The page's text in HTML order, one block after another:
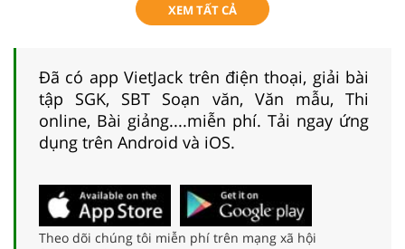
XEM TẤT CẢ
Đã có app VietJack trên điện thoại, giải bài
tập SGK, SBT Soạn văn, Văn mẫu, Thi
online, Bài giảng....miễn phí. Tải ngay ứng
dụng trên Android và iOS.
Theo dõi chúng tôi miễn phí trên mạng xã hội